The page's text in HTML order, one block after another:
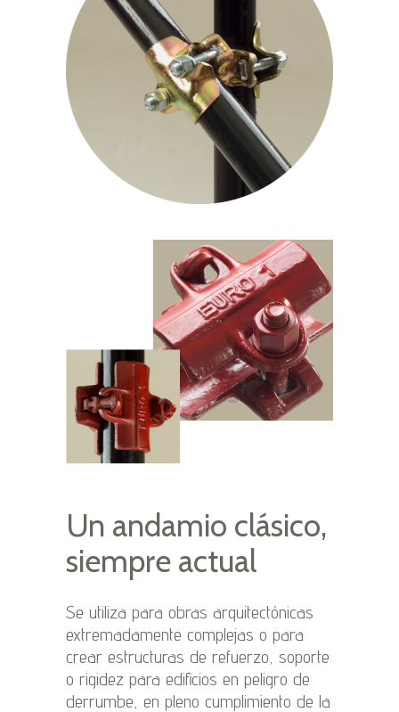
Un andamio clásico,
siempre actual
Se utiliza para obras arquitectónicas
extremadamente complejas o para
crear estructuras de refuerzo, soporte
o rigidez para edificios en peligro de
derrumbe, en pleno cumplimiento de la